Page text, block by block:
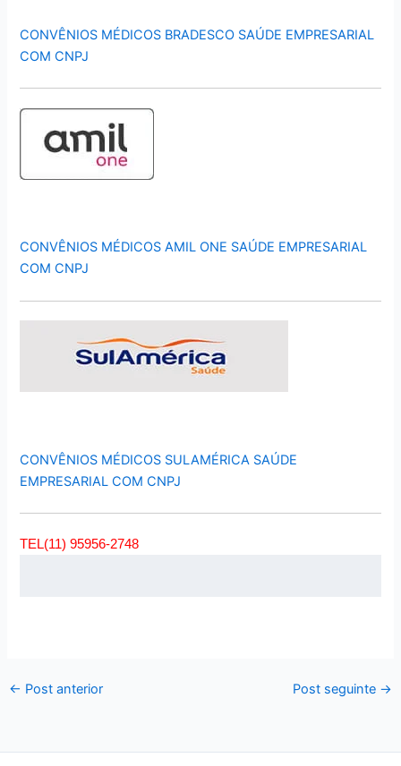
CONVÊNIOS MÉDICOS BRADESCO SAÚDE EMPRESARIAL
COM CNPJ
CONVÊNIOS MÉDICOS AMIL ONE SAÚDE EMPRESARIAL
COM CNPJ
CONVÊNIOS MÉDICOS SULAMÉRICA SAÚDE
EMPRESARIAL COM CNPJ
TEL(11) 95956-2748
← Post anterior Post seguinte →